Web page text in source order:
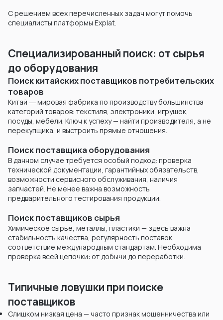
С решением всех перечисленных задач могут помочь
специалисты платформы Explat.
Специализированный поиск: от сырья
до оборудования
Поиск китайских поставщиков потребительских
товаров
Китай ― мировая фабрика по производству большинства
категорий товаров: текстиля, электроники, игрушек,
посуды, мебели. Ключ к успеху — найти производителя, а не
перекупщика, и выстроить прямые отношения.
Поиск поставщика оборудования
В данном случае требуется особый подход: проверка
технической документации, гарантийных обязательств,
возможности сервисного обслуживания, наличия
запчастей. Не менее важна возможность
предварительного тестирования продукции.
Поиск поставщиков сырья
Химическое сырье, металлы, пластики — здесь важна
стабильность качества, регулярность поставок,
соответствие международным стандартам. Необходима
проверка всей цепочки: от добычи до переработки.
Типичные ловушки при поиске
поставщиков
Слишком низкая цена — часто признак мошенничества или